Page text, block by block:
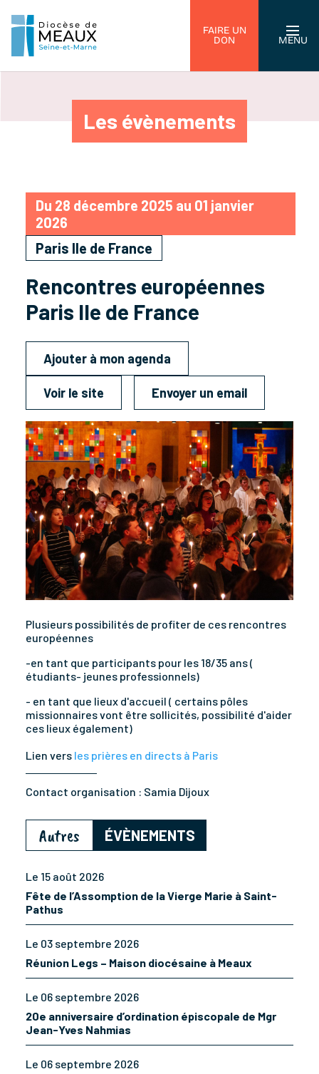
FAIRE UN
DON
MENU
Les évènements
Du 28 décembre 2025 au 01 janvier
2026
Paris Ile de France
Rencontres européennes
Paris Ile de France
Ajouter à mon agenda
Voir le site Envoyer un email
Plusieurs possibilités de profiter de ces rencontres
européennes
-en tant que participants pour les 18/35 ans (
étudiants- jeunes professionnels)
- en tant que lieux d'accueil ( certains pôles
missionnaires vont être sollicités, possibilité d'aider
ces lieux également)
Lien vers les prières en directs à Paris
Contact organisation : Samia Dijoux
Autres ÉVÈNEMENTS
Le 15 août 2026
Fête de l’Assomption de la Vierge Marie à Saint-
Pathus
Le 03 septembre 2026
Réunion Legs – Maison diocésaine à Meaux
Le 06 septembre 2026
20e anniversaire d’ordination épiscopale de Mgr
Jean-Yves Nahmias
Le 06 septembre 2026